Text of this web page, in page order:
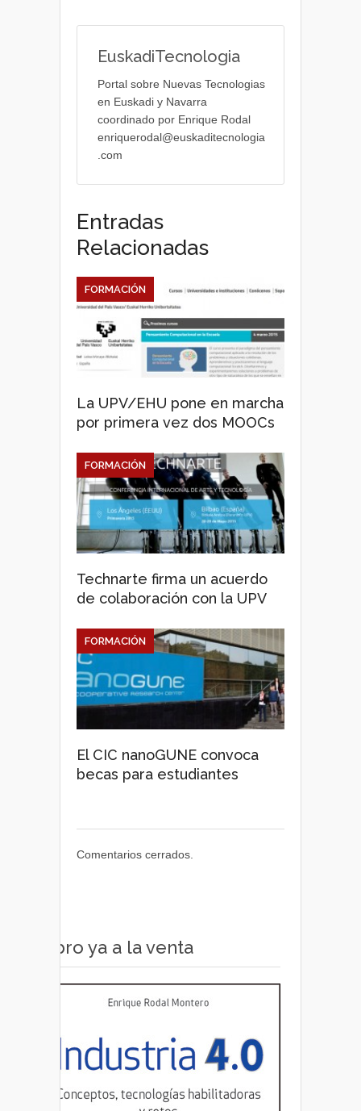
EuskadiTecnologia
Portal sobre Nuevas Tecnologias
en Euskadi y Navarra
coordinado por Enrique Rodal
enriquerodal@euskaditecnologia
.com
Entradas
Relacionadas
La UPV/EHU pone en marcha
por primera vez dos MOOCs
FORMACIÓN
Technarte firma un acuerdo
de colaboración con la UPV
FORMACIÓN
El CIC nanoGUNE convoca
becas para estudiantes
FORMACIÓN
Comentarios cerrados.
Libro ya a la venta